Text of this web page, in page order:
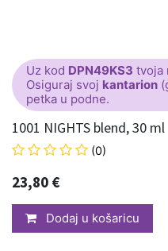
Uz kod DPN49KS3 tvoja
Osiguraj svoj kantarion
petka u podne.
1001 NIGHTS blend, 30 ml
(0)
23,80 €
Dodaj u košaricu